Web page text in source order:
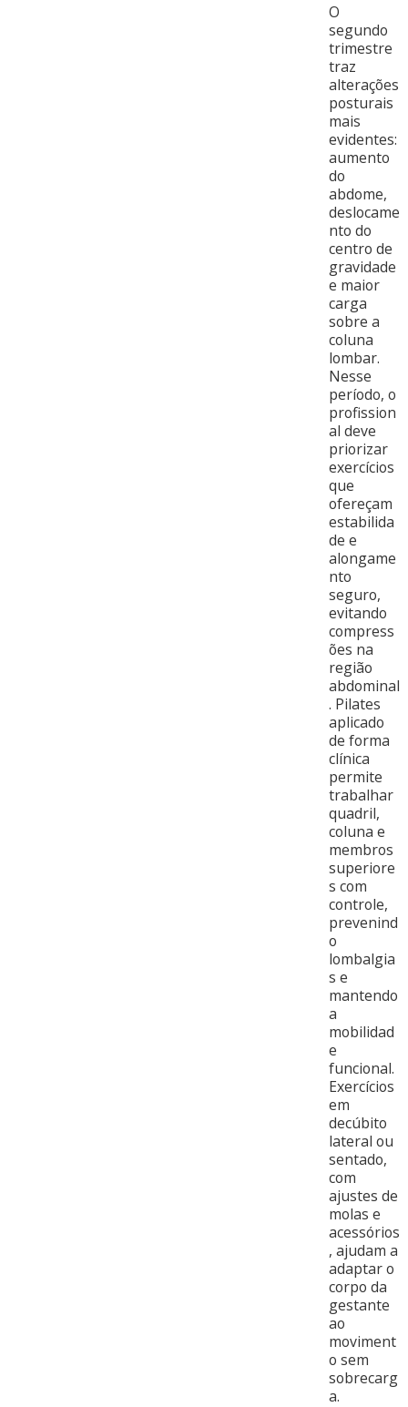
O
segundo
trimestre
traz
alterações
posturais
mais
evidentes:
aumento
do
abdome,
deslocame
nto do
centro de
gravidade
e maior
carga
sobre a
coluna
lombar.
Nesse
período, o
profission
al deve
priorizar
exercícios
que
ofereçam
estabilida
de e
alongame
nto
seguro,
evitando
compress
ões na
região
abdominal
. Pilates
aplicado
de forma
clínica
permite
trabalhar
quadril,
coluna e
membros
superiore
s com
controle,
prevenind
o
lombalgia
s e
mantendo
a
mobilidad
e
funcional.
Exercícios
em
decúbito
lateral ou
sentado,
com
ajustes de
molas e
acessórios
, ajudam a
adaptar o
corpo da
gestante
ao
moviment
o sem
sobrecarg
a.